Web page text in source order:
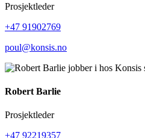
Prosjektleder
+47 91902769
poul@konsis.no
Robert Barlie
Prosjektleder
+47 92219357